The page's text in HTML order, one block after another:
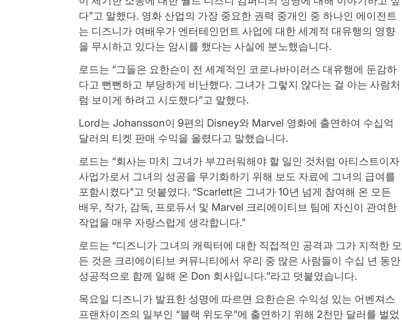
다”고 말했다. 영화 산업의 가장 중요한 권력 중개인 중 하나인 에이전트
는 디즈니가 여배우가 엔터테인먼트 사업에 대한 세계적 대유행의 영향
을 무시하고 있다는 암시를 했다는 사실에 분노했습니다.
로드는 “그들은 요한슨이 전 세계적인 코로나바이러스 대유행에 둔감하
다고 뻔뻔하고 부당하게 비난했다. 그녀가 그렇지 않다는 걸 아는 사람처
럼 보이게 하려고 시도했다”고 말했다.
Lord는 Johansson이 9편의 Disney와 Marvel 영화에 출연하여 수십억
달러의 티켓 판매 수익을 올렸다고 말했습니다.
로드는 “회사는 마치 그녀가 부끄러워해야 할 일인 것처럼 아티스트이자
사업가로서 그녀의 성공을 무기화하기 위해 보도 자료에 그녀의 급여를
포함시켰다”고 덧붙였다. “Scarlett은 그녀가 10년 넘게 참여해 온 모든
배우, 작가, 감독, 프로듀서 및 Marvel 크리에이티브 팀에 자신이 관여한
작업을 매우 자랑스럽게 생각합니다.”
로드는 “디즈니가 그녀의 캐릭터에 대한 직접적인 공격과 그가 지적한 모
든 것은 크리에이티브 커뮤니티에서 우리 중 많은 사람들이 수십 년 동안
성공적으로 함께 일해 온 Don 회사입니다.”라고 덧붙였습니다.
목요일 디즈니가 발표한 성명에 따르면 요한슨은 수익성 있는 어벤져스
프랜차이즈의 일부인 “블랙 위도우”에 출연하기 위해 2천만 달러를 벌었